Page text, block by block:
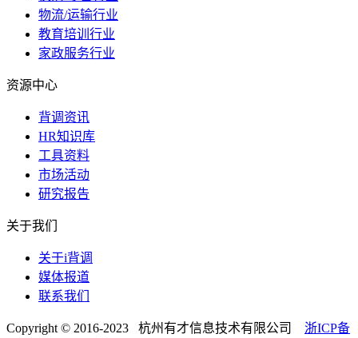
物流/运输行业
教育培训行业
家政服务行业
资源中心
背调资讯
HR知识库
工具资料
市场活动
研究报告
关于我们
关于i背调
媒体报道
联系我们
Copyright © 2016-2023 杭州有才信息技术有限公司 浙ICP备